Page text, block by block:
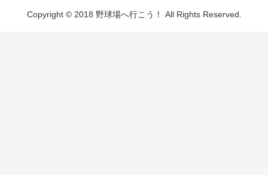
Copyright © 2018 野球場へ行こう！ All Rights Reserved.